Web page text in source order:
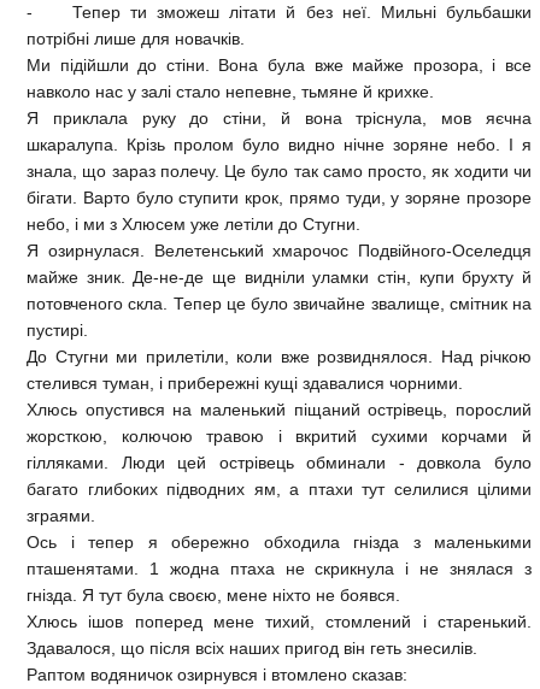
- Тепер ти зможеш літати й без неї. Мильні бульбашки
потрібні лише для новачків.
Ми підійшли до стіни. Вона була вже майже прозора, і все
навколо нас у залі стало непевне, тьмяне й крихке.
Я приклала руку до стіни, й вона тріснула, мов яєчна
шкаралупа. Крізь пролом було видно нічне зоряне небо. І я
знала, що зараз полечу. Це було так само просто, як ходити чи
бігати. Варто було ступити крок, прямо туди, у зоряне прозоре
небо, і ми з Хлюсем уже летіли до Стугни.
Я озирнулася. Велетенський хмарочос Подвійного-Оселедця
майже зник. Де-не-де ще видніли уламки стін, купи брухту й
потовченого скла. Тепер це було звичайне звалище, смітник на
пустирі.
До Стугни ми прилетіли, коли вже розвиднялося. Над річкою
стелився туман, і прибережні кущі здавалися чорними.
Хлюсь опустився на маленький піщаний острівець, порослий
жорсткою, колючою травою і вкритий сухими корчами й
гілляками. Люди цей острівець обминали - довкола було
багато глибоких підводних ям, а птахи тут селилися цілими
зграями.
Ось і тепер я обережно обходила гнізда з маленькими
пташенятами. 1 жодна птаха не скрикнула і не знялася з
гнізда. Я тут була своєю, мене ніхто не боявся.
Хлюсь ішов поперед мене тихий, стомлений і старенький.
Здавалося, що після всіх наших пригод він геть знесилів.
Раптом водяничок озирнувся і втомлено сказав: